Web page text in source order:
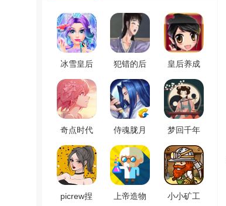
冰雪皇后
美甲换装
手游免费
版 V1.0.0
犯错的后
果安卓官
方版
V1.3.0
皇后养成
计划安卓
版 V茉茉
奇点时代
免费原版
V1.4.9
侍魂胧月
传说游戏
完整版
V1.0.4
梦回千年
手游直装
版 V1.3.92
picrew捏
上帝造物
小小矿工